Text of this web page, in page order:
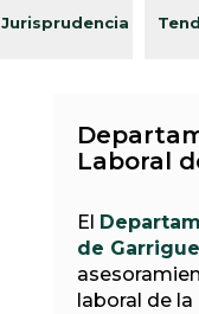
Jurisprudencia
Laboral
El
de
laboral de